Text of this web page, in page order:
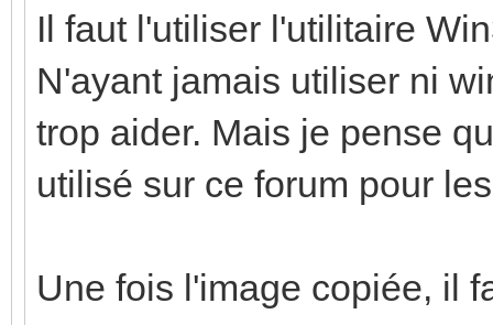
Il faut l'utiliser l'utilitaire
N'ayant jamais utiliser ni
trop aider. Mais je pense
utilisé sur ce forum pour
Une fois l'image copiée, il